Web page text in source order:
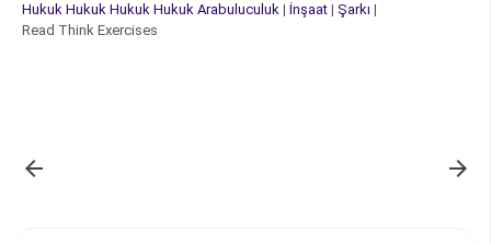
Hukuk Hukuk Hukuk Hukuk Arabuluculuk | İnşaat | Şarkı |
Read Think Exercises
 